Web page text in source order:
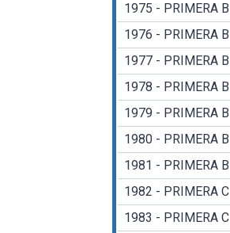
1975 - PRIMERA B
1976 - PRIMERA B
1977 - PRIMERA B
1978 - PRIMERA B
1979 - PRIMERA B
1980 - PRIMERA B
1981 - PRIMERA B
1982 - PRIMERA C
1983 - PRIMERA C